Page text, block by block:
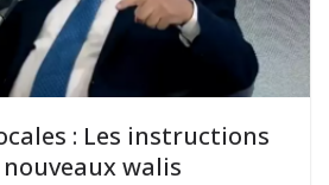
: Les instructions
walis